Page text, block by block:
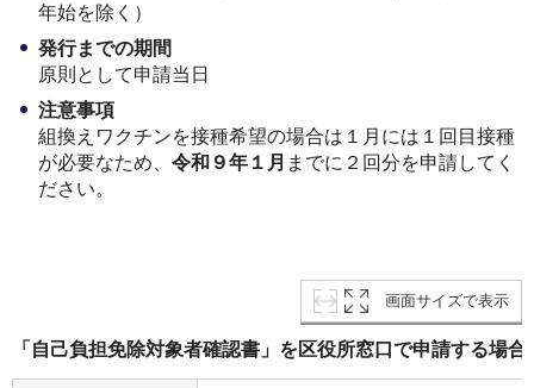
年始を除く）
発行までの期間
原則として申請当日
注意事項
組換えワクチンを接種希望の場合は１月には１回目接種
が必要なため、 令和９年１月 までに２回分を申請してく
ださい。
画面サイズで表示
「自己負担免除対象者確認書」を区役所窓口で申請する場合